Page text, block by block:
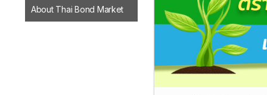
About Thai Bond Market